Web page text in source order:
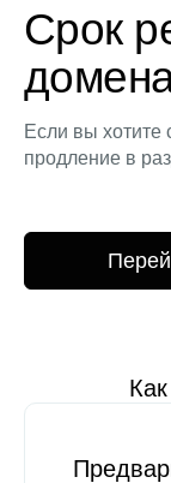
Срок
Если вы хотите
продление в